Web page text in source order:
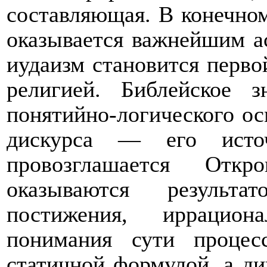
составляющая. В
оказывается важнейшим
иудаизм становится
религией. Библейское
понятийно-логического
дискурса — его
провозглашается
оказываются
постижения,
понимания сути